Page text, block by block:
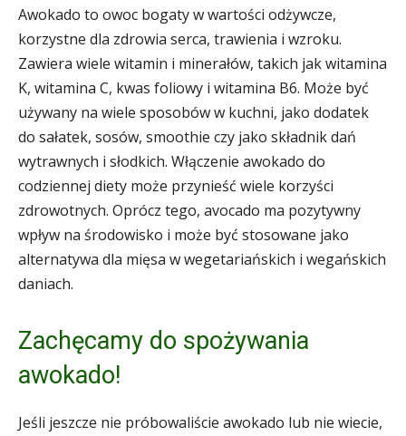
Awokado to owoc bogaty w wartości odżywcze,
korzystne dla zdrowia serca, trawienia i wzroku.
Zawiera wiele witamin i minerałów, takich jak witamina
K, witamina C, kwas foliowy i witamina B6. Może być
używany na wiele sposobów w kuchni, jako dodatek
do sałatek, sosów, smoothie czy jako składnik dań
wytrawnych i słodkich. Włączenie awokado do
codziennej diety może przynieść wiele korzyści
zdrowotnych. Oprócz tego, avocado ma pozytywny
wpływ na środowisko i może być stosowane jako
alternatywa dla mięsa w wegetariańskich i wegańskich
daniach.
Zachęcamy do spożywania
awokado!
Jeśli jeszcze nie próbowaliście awokado lub nie wiecie,